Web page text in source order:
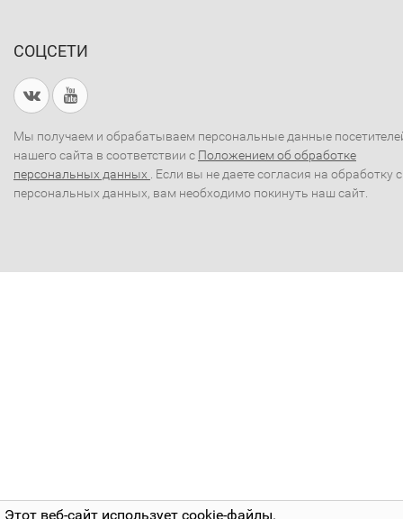
Этот веб-сайт использует cookie-файлы.
СОЦСЕТИ
Мы получаем и обрабатываем персональные данные
нашего сайта в соответствии с Положением об обработке
персональных данных . Если вы не даете согласия на обработку
персональных данных, вам необходимо покинуть наш сайт.